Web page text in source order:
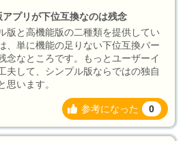
アプリが下位互換なのは残念
版と高機能版の二種類を提供してい
、単に機能の足りない下位互換バー
念なところです。もっとユーザーイ
夫して、シンプル版ならではの独自
思います。
参考になった 0